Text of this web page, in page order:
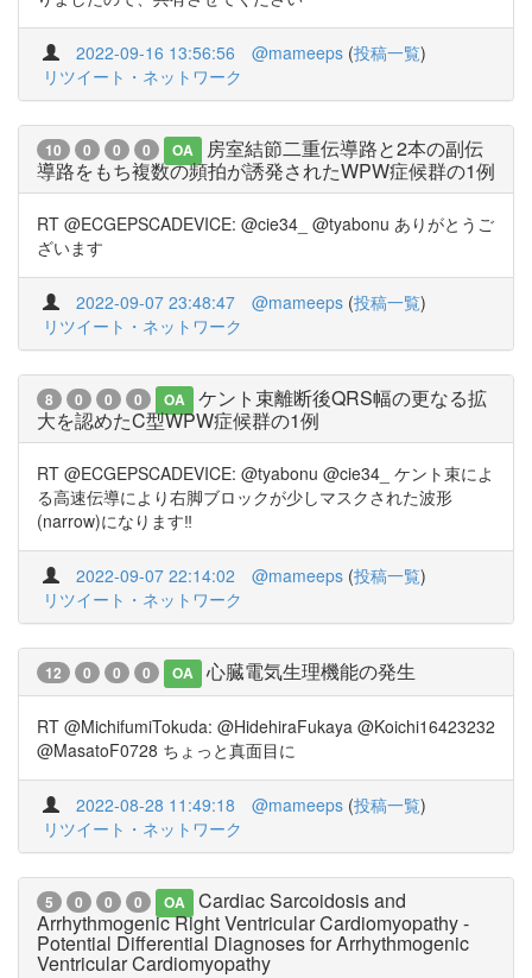
2022-09-16 13:56:56 @mameeps (投稿一覧)
リツイート・ネットワーク
10 0 0 0 OA
房室結節二重伝導路と2本の副伝
導路をもち複数の頻拍が誘発されたWPW症候群の1例
RT @ECGEPSCADEVICE: @cie34_ @tyabonu ありがとうご
ざいます
2022-09-07 23:48:47 @mameeps (投稿一覧)
リツイート・ネットワーク
8 0 0 0 OA
ケント束離断後QRS幅の更なる拡
大を認めたC型WPW症候群の1例
RT @ECGEPSCADEVICE: @tyabonu @cie34_ ケント束によ
る高速伝導により右脚ブロックが少しマスクされた波形
(narrow)になります‼️
2022-09-07 22:14:02 @mameeps (投稿一覧)
リツイート・ネットワーク
12 0 0 0 OA 心臓電気生理機能の発生
RT @MichifumiTokuda: @HidehiraFukaya @Koichi16423232
@MasatoF0728 ちょっと真面目に
2022-08-28 11:49:18 @mameeps (投稿一覧)
リツイート・ネットワーク
5 0 0 0 OA
Cardiac Sarcoidosis and
Arrhythmogenic Right Ventricular Cardiomyopathy -
Potential Differential Diagnoses for Arrhythmogenic
Ventricular Cardiomyopathy